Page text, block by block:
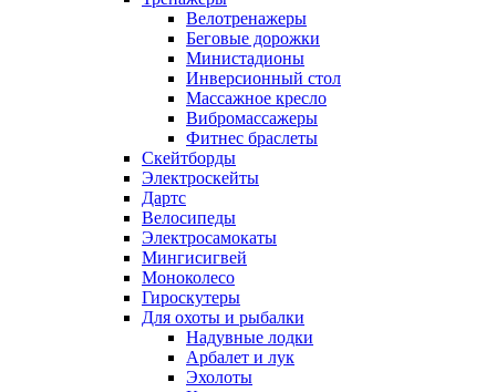
Велотренажеры
Беговые дорожки
Министадионы
Инверсионный стол
Массажное кресло
Вибромассажеры
Фитнес браслеты
Скейтборды
Электроскейты
Дартс
Велосипеды
Электросамокаты
Мингисигвей
Моноколесо
Гироскутеры
Для охоты и рыбалки
Надувные лодки
Арбалет и лук
Эхолоты